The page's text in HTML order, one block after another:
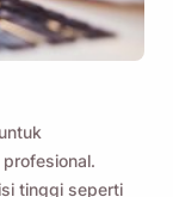
tinggi seperti